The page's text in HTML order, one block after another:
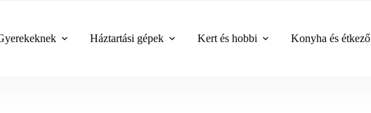
Háztartási gépek Kert és hobbi Konyha és étkező